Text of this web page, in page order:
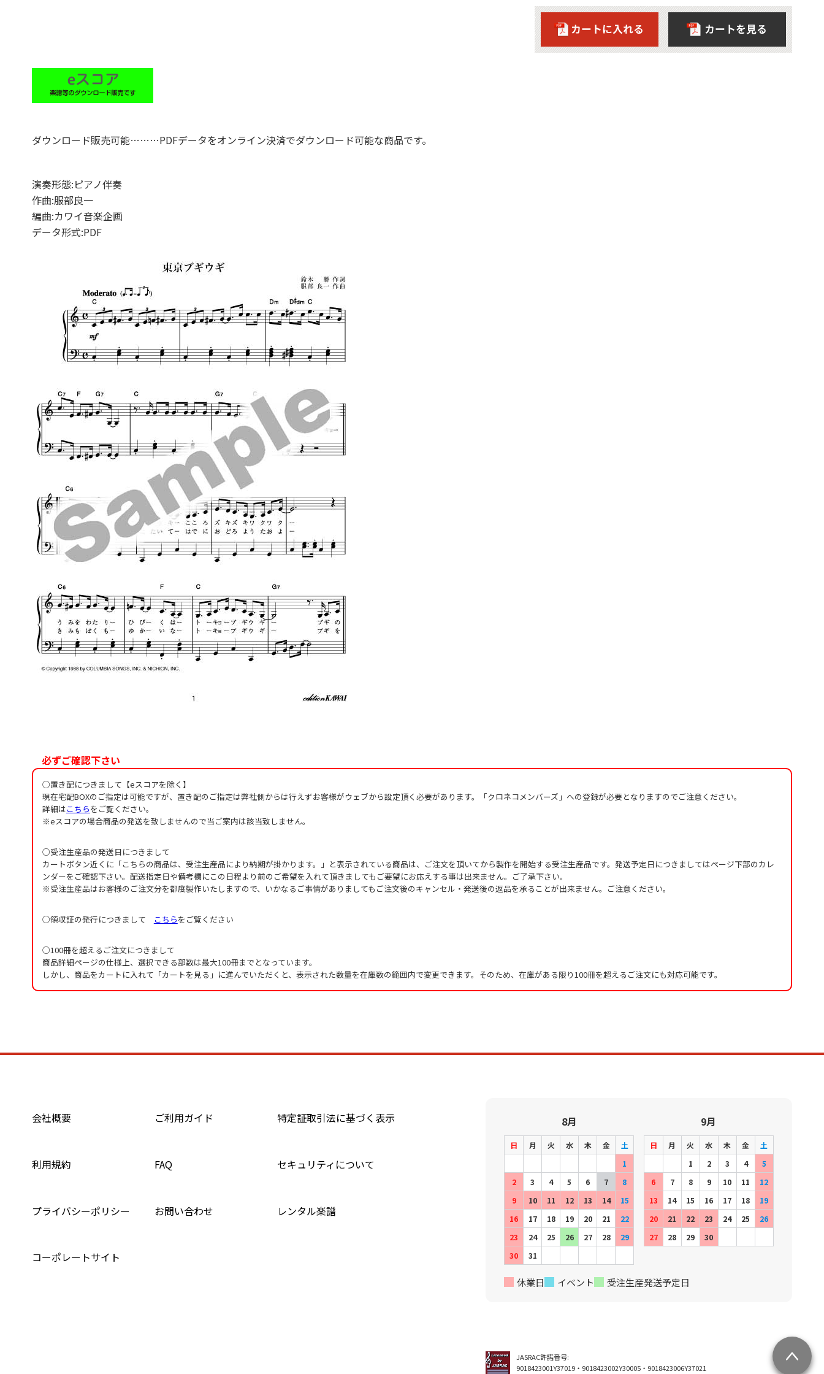
ダウンロード販売可能………PDFデータをオンライン決済でダウンロード可能な商品です。
演奏形態:ピアノ伴奏
作曲:服部良一
編曲:カワイ音楽企画
データ形式:PDF
必ずご確認下さい
○置き配につきまして【eスコアを除く】
現在宅配BOXのご指定は可能ですが、置き配のご指定は弊社側からは行えずお客様がウェブから設定頂く必要があります。「クロネコメンバーズ」への登録が必要となりますのでご注意ください。
詳細はこちらをご覧ください。
※eスコアの場合商品の発送を致しませんので当ご案内は該当致しません。
○受注生産品の発送日につきまして
カートボタン近くに「こちらの商品は、受注生産品により納期が掛かります。」と表示されている商品は、ご注文を頂いてから製作を開始する受注生産品です。発送予定日につきましてはページ下部のカレ
ンダーをご確認下さい。配送指定日や備考欄にこの日程より前のご希望を入れて頂きましてもご要望にお応えする事は出来ません。ご了承下さい。
※受注生産品はお客様のご注文分を都度製作いたしますので、いかなるご事情がありましてもご注文後のキャンセル・発送後の返品を承ることが出来ません。ご注意ください。
○領収証の発行につきまして こちらをご覧ください
○100冊を超えるご注文につきまして
商品詳細ページの仕様上、選択できる部数は最大100冊までとなっています。
しかし、商品をカートに入れて「カートを見る」に進んでいただくと、表示された数量を在庫数の範囲内で変更できます。そのため、在庫がある限り100冊を超えるご注文にも対応可能です。
会社概要 ご利用ガイド 特定証取引法に基づく表示
利用規約 FAQ セキュリティについて
プライバシーポリシー お問い合わせ レンタル楽譜
コーポレートサイト
JASRAC許諾番号:
9018423001Y37019・9018423002Y30005・9018423006Y37021
8月
日 月 火 水 木 金
土
1
2
3 4 5 6 7
8
9
10 11 12 13 14
15
16
17 18 19 20 21
22
23
24 25 26 27 28
29
30
31
9月
日 月 火 水 木 金
土
1
2 3 4
5
6
7 8 9 10 11
12
13
14 15 16 17 18
19
20
21 22 23 24 25
26
27
28 29 30
休業日 イベント 受注生産発送予定日